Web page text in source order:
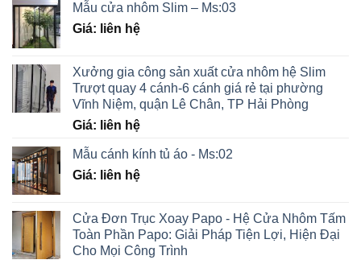
Mẫu cửa nhôm Slim – Ms:03
Giá: liên hệ
Xưởng gia công sản xuất cửa nhôm hệ Slim
Trượt quay 4 cánh-6 cánh giá rẻ tại phường
Vĩnh Niệm, quận Lê Chân, TP Hải Phòng
Giá: liên hệ
Mẫu cánh kính tủ áo - Ms:02
Giá: liên hệ
Cửa Đơn Trục Xoay Papo - Hệ Cửa Nhôm Tấm
Toàn Phần Papo: Giải Pháp Tiện Lợi, Hiện Đại
Cho Mọi Công Trình